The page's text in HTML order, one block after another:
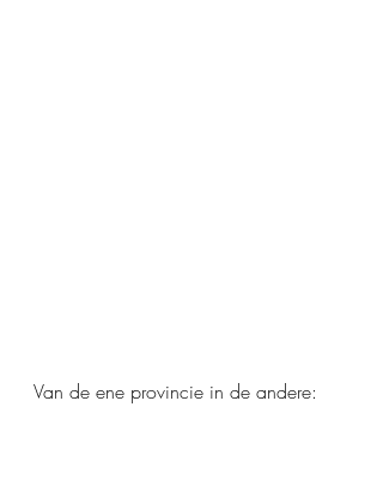
Van de ene provincie in de andere: